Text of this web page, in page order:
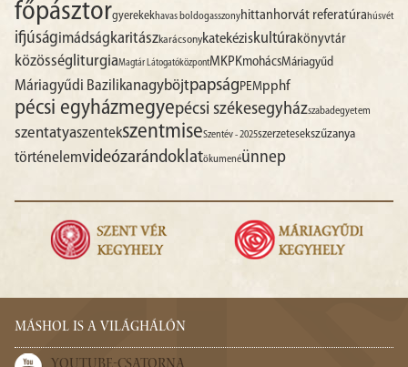
főpásztorgyerekekhavas boldogasszonyhittanhorvát referatúrahúsvét
ifjúságimádságkaritászkarácsonykatekéziskultúra könyvtár
közösség liturgiaMagtár LátogatóközpontMKPKmohácsMáriagyűd
Máriagyűdi BazilikanagyböjtpapságPEMpphf
pécsi egyházmegyepécsi székesegyházszabadegyetem
szentatyaszentekszentmiseSzentév - 2025szerzetesekszűzanya
történelemvideózarándoklatökumenéünnep
MÁSHOL IS A VILÁGHÁLÓN